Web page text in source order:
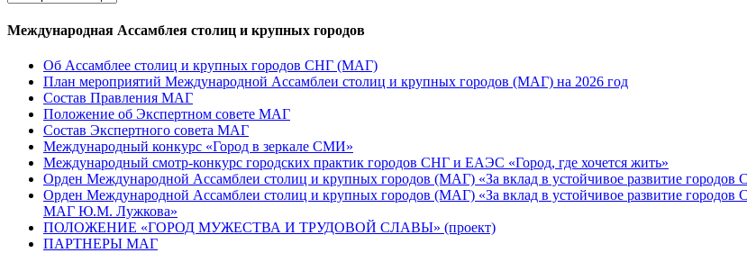
Международная Ассамблея столиц и крупных городов
Об Ассамблее столиц и крупных городов СНГ (МАГ)
План мероприятий Международной Ассамблеи столиц и крупных городов (МАГ) на 2026 год
Состав Правления МАГ
Положение об Экспертном совете МАГ
Состав Экспертного совета МАГ
Международный конкурс «Город в зеркале СМИ»
Международный смотр-конкурс городских практик городов СНГ и ЕАЭС «Город, где хочется жить»
Орден Международной Ассамблеи столиц и крупных городов (МАГ) «За вклад в устойчивое развитие городов
Орден Международной Ассамблеи столиц и крупных городов (МАГ) «За вклад в устойчивое развитие
МАГ Ю.М. Лужкова»
ПОЛОЖЕНИЕ «ГОРОД МУЖЕСТВА И ТРУДОВОЙ СЛАВЫ» (проект)
ПАРТНЕРЫ МАГ